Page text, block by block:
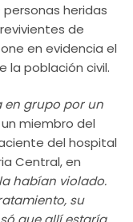
heridas
de
en evidencia el
la población civil.
en grupo por un
miembro del
del hospital
Central, en
habían violado.
su